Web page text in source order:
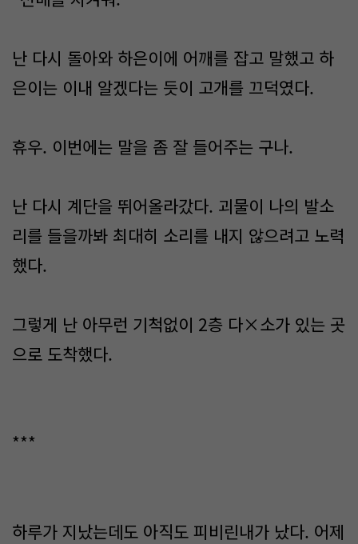
난 다시 돌아와 하은이에 어깨를 잡고 말했고 하
은이는 이내 알겠다는 듯이 고개를 끄덕였다.
휴우. 이번에는 말을 좀 잘 들어주는 구나.
난 다시 계단을 뛰어올라갔다. 괴물이 나의 발소
리를 들을까봐 최대히 소리를 내지 않으려고 노력
했다.
그렇게 난 아무런 기척없이 2층 다×소가 있는 곳
으로 도착했다.
***
하루가 지났는데도 아직도 피비린내가 났다. 어제